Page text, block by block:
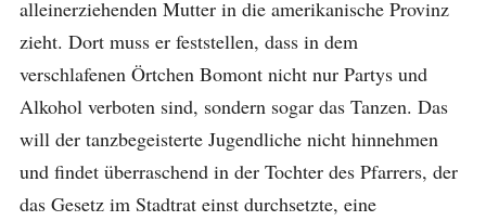
alleinerziehenden Mutter in die amerikanische Provinz
zieht. Dort muss er feststellen, dass in dem
verschlafenen Örtchen Bomont nicht nur Partys und
Alkohol verboten sind, sondern sogar das Tanzen. Das
will der tanzbegeisterte Jugendliche nicht hinnehmen
und findet überraschend in der Tochter des Pfarrers, der
das Gesetz im Stadtrat einst durchsetzte, eine